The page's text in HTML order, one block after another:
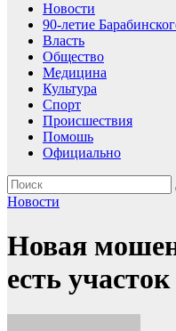
Новости
90-летие
Власть
Общество
Медицина
Культура
Спорт
Происшествия
Помошь
Официально
Новости
Новая
есть